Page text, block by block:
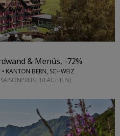
& Menüs, -72%
KANTON BERN, SCHWEIZ
BEACHTEN)